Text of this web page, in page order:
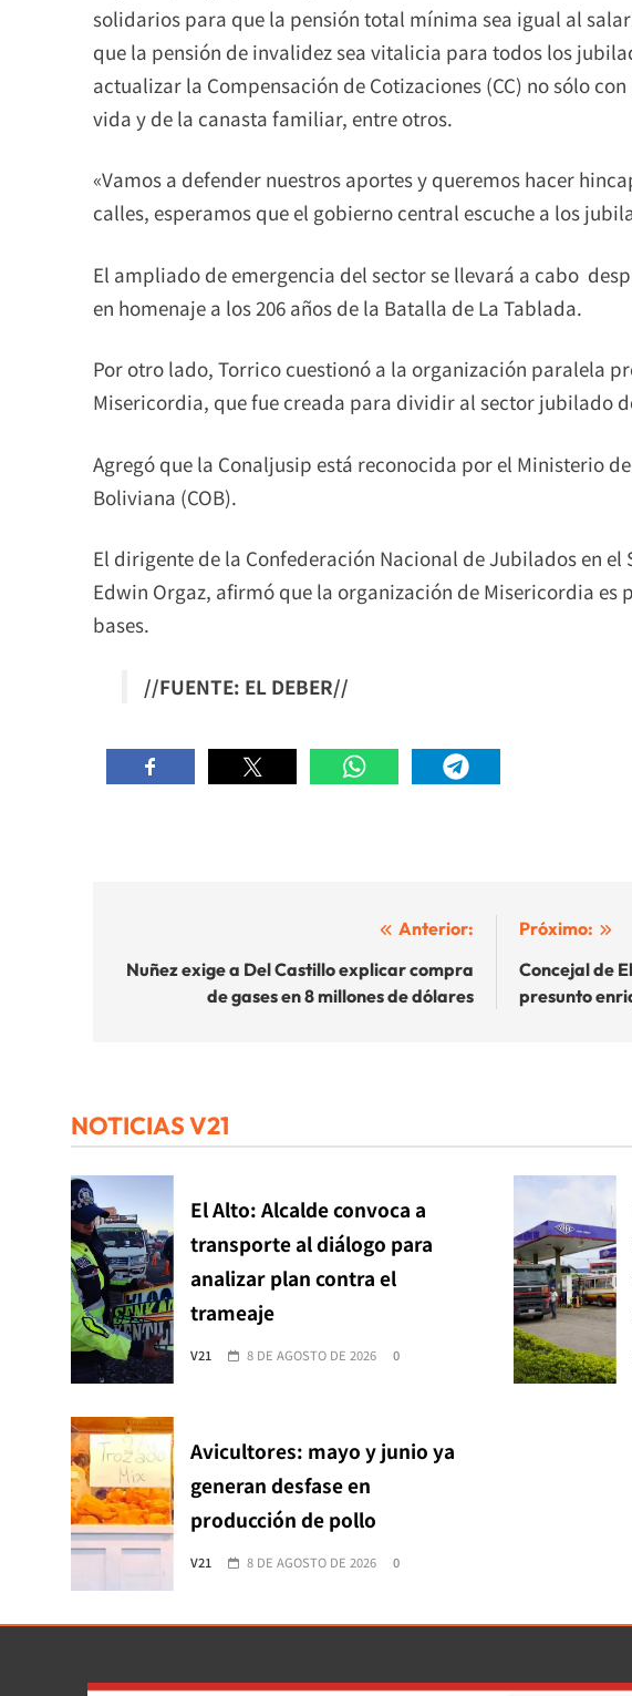
solidarios para que la pensión total mínima sea igual al
que la pensión de invalidez sea vitalicia para todos los
actualizar la Compensación de Cotizaciones (CC) no sólo
vida y de la canasta familiar, entre otros.
«Vamos a defender nuestros aportes y queremos hacer
calles, esperamos que el gobierno central escuche a los
El ampliado de emergencia del sector se llevará a cabo
en homenaje a los 206 años de la Batalla de La Tablada.
Por otro lado, Torrico cuestionó a la organización paralela
Misericordia, que fue creada para dividir al sector jubilado
Agregó que la Conaljusip está reconocida por el Ministerio
Boliviana (COB).
El dirigente de la Confederación Nacional de Jubilados en el
Edwin Orgaz, afirmó que la organización de Misericordia es
bases.
//FUENTE: EL DEBER//
de
entradas
Anterior:
Nuñez exige a Del Castillo explicar compra
de gases en 8 millones de dólares
Próximo:
Concejal de
presunto
NOTICIAS V21
El Alto: Alcalde convoca a
transporte al diálogo para
analizar plan contra el
trameaje
V21 8 DE AGOSTO DE 2026 0
Avicultores: mayo y junio ya
generan desfase en
producción de pollo
V21 8 DE AGOSTO DE 2026 0